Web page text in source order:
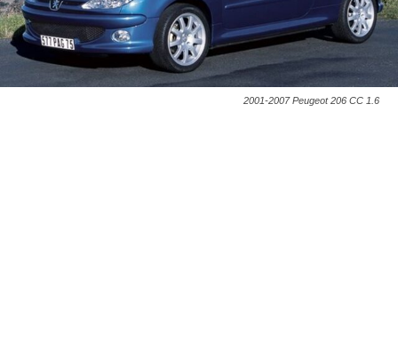
2001-2007 Peugeot 206 CC 1.6